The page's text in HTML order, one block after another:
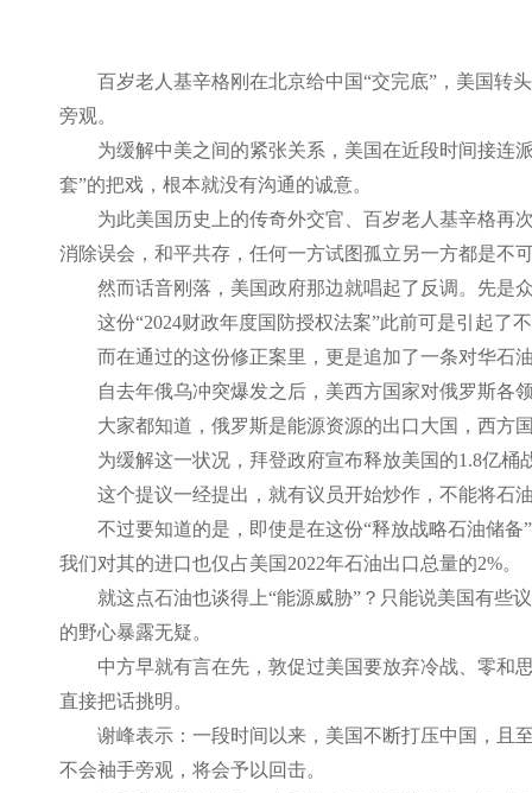
百岁老人基辛格刚在北京给中国“交完底”，美国转
旁观。
为缓解中美之间的紧张关系，美国在近段时间接连
套”的把戏，根本就没有沟通的诚意。
为此美国历史上的传奇外交官、百岁老人基辛格再
消除误会，和平共存，任何一方试图孤立另一方都是不
然而话音刚落，美国政府那边就唱起了反调。先是
这份“2024财政年度国防授权法案”此前可是引起了
而在通过的这份修正案里，更是追加了一条对华石
自去年俄乌冲突爆发之后，美西方国家对俄罗斯各
大家都知道，俄罗斯是能源资源的出口大国，西方
为缓解这一状况，拜登政府宣布释放美国的1.8亿桶
这个提议一经提出，就有议员开始炒作，不能将石
不过要知道的是，即使是在这份“释放战略石油储备
我们对其的进口也仅占美国2022年石油出口总量的2%。
就这点石油也谈得上“能源威胁”？只能说美国有些
的野心暴露无疑。
中方早就有言在先，敦促过美国要放弃冷战、零和
直接把话挑明。
谢峰表示：一段时间以来，美国不断打压中国，且
不会袖手旁观，将会予以回击。